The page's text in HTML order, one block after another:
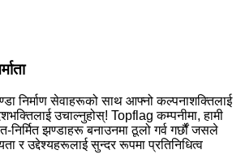
निर्माण सेवाहरूको साथ आफ्नो कल्पनाशक्तिलाई
उचाल्नुहोस्! Topflag कम्पनीमा, हामी
झण्डाहरू बनाउनमा ठूलो गर्व गर्छौं जसले
र उद्देश्यहरूलाई सुन्दर रूपमा प्रतिनिधित्व